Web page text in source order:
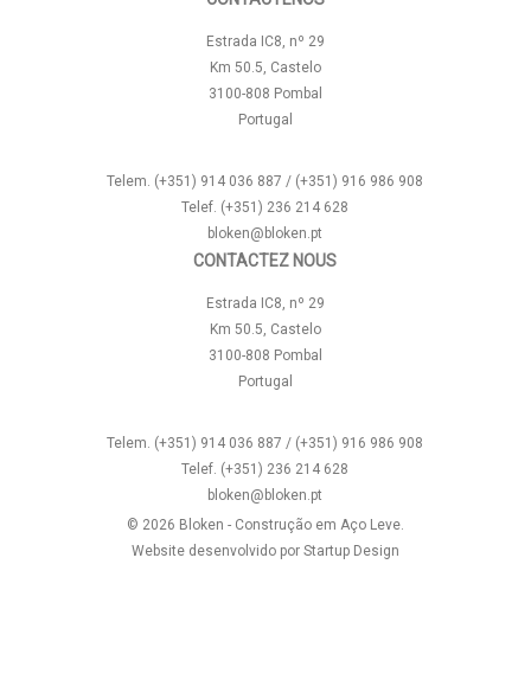
Estrada IC8, nº 29
Km 50.5, Castelo
3100-808 Pombal
Portugal
Telem. (+351) 914 036 887 / (+351) 916 986 908
Telef. (+351) 236 214 628
bloken@bloken.pt
CONTACTEZ NOUS
Estrada IC8, nº 29
Km 50.5, Castelo
3100-808 Pombal
Portugal
Telem. (+351) 914 036 887 / (+351) 916 986 908
Telef. (+351) 236 214 628
bloken@bloken.pt
© 2026 Bloken - Construção em Aço Leve.
Website desenvolvido por Startup Design